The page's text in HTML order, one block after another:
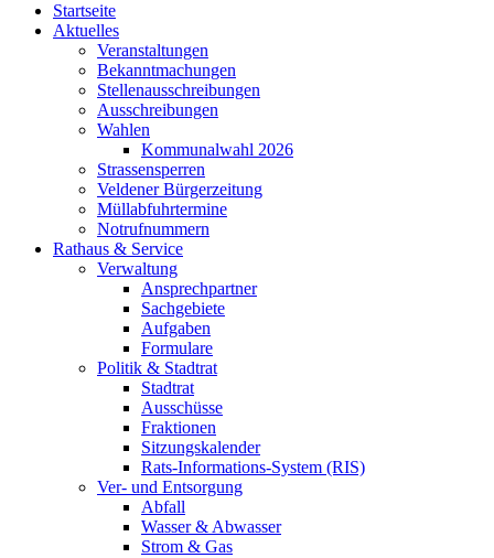
Startseite
Aktuelles
Veranstaltungen
Bekanntmachungen
Stellenausschreibungen
Ausschreibungen
Wahlen
Kommunalwahl 2026
Strassensperren
Veldener Bürgerzeitung
Müllabfuhrtermine
Notrufnummern
Rathaus & Service
Verwaltung
Ansprechpartner
Sachgebiete
Aufgaben
Formulare
Politik & Stadtrat
Stadtrat
Ausschüsse
Fraktionen
Sitzungskalender
Rats-Informations-System (RIS)
Ver- und Entsorgung
Abfall
Wasser & Abwasser
Strom & Gas